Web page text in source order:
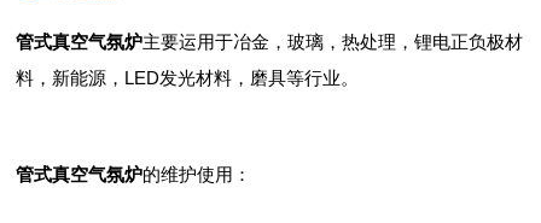
管式真空气氛炉主要运用于冶金，玻璃，热处理，锂电正负极材
料，新能源，LED发光材料，磨具等行业。
管式真空气氛炉的维护使用：